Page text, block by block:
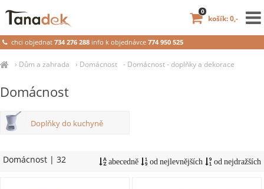
› Dům a zahrada › Domácnost - Domácnost - doplňky a dekorace
Domácnost
Doplňky do kuchyně
abecedně od nejlevnějších od nejdražších
Domácnost | 32
chci objednat734 276 288 info k objednávce 774 950 525
košík: 0,-
0